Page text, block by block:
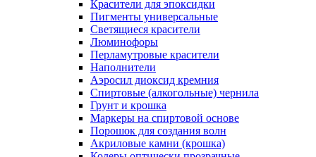
Красители для эпоксидки
Пигменты универсальные
Светящиеся красители
Люминофоры
Перламутровые красители
Наполнители
Аэросил диоксид кремния
Спиртовые (алкогольные) чернила
Грунт и крошка
Маркеры на спиртовой основе
Порошок для создания волн
Акриловые камни (крошка)